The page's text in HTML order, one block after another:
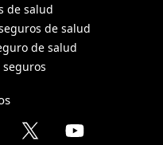
de salud
de salud
de salud